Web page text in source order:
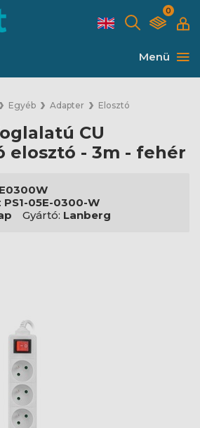
0
Menü
Egyéb Adapter Elosztó
CU
elosztó - 3m - fehér
PS1-05E-0300-W
Gyártó: Lanberg